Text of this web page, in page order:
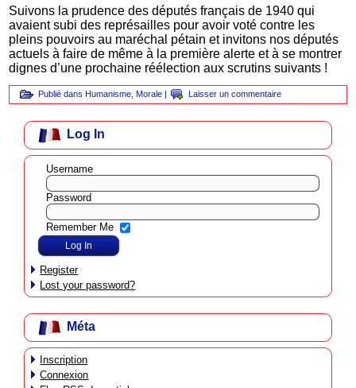
Suivons la prudence des députés français de 1940 qui
avaient subi des représailles pour avoir voté contre les
pleins pouvoirs au maréchal pétain et invitons nos députés
actuels à faire de même à la première alerte et à se montrer
dignes d’une prochaine réélection aux scrutins suivants !
Publié dans Humanisme Morale | Laisser un commentaire
Log In
Username
Password
Remember Me
Register
Lost your password?
Méta
Inscription
Connexion